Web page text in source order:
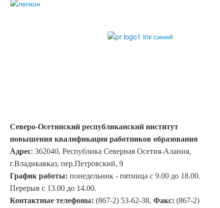
Северо-Осетинский республиканский институт
повышения квалификации работников образования
Адрес: 362040, Республика Северная Осетия-Алания,
г.Владикавказ, пер.Петровский, 9
График работы: понедельник - пятница с 9.00 до 18.00.
Перерыв с 13.00 до 14.00.
Контактные телефоны: (867-2) 53-62-38, Факс: (867-2)